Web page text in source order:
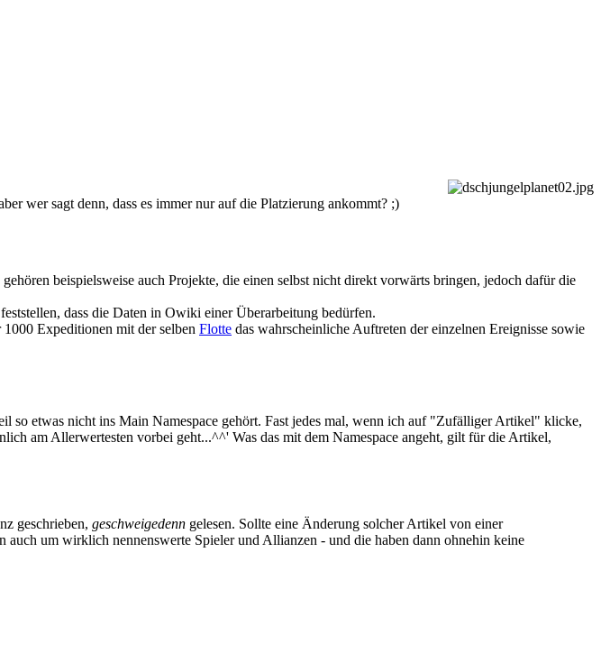
wer sagt denn, dass es immer nur auf die Platzierung ankommt? ;)
beispielsweise auch Projekte, die einen selbst nicht direkt vorwärts bringen, jedoch dafür die
dass die Daten in Owiki einer Überarbeitung bedürfen.
Expeditionen mit der selben Flotte das wahrscheinliche Auftreten der einzelnen Ereignisse sowie
etwas nicht ins Main Namespace gehört. Fast jedes mal, wenn ich auf "Zufälliger Artikel" klicke,
am Allerwertesten vorbei geht...^^' Was das mit dem Namespace angeht, gilt für die Artikel,
geschrieben, geschweigedenn gelesen. Sollte eine Änderung solcher Artikel von einer
auch um wirklich nennenswerte Spieler und Allianzen - und die haben dann ohnehin keine